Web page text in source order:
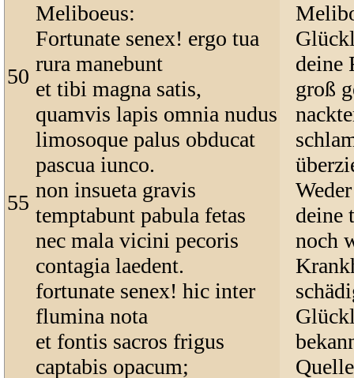
50
55
Meliboeus:
Fortunate senex! ergo tua
rura manebunt
et tibi magna satis,
quamvis lapis omnia nudus
limosoque palus obducat
pascua iunco.
non insueta gravis
temptabunt pabula fetas
nec mala vicini pecoris
contagia laedent.
fortunate senex! hic inter
flumina nota
et fontis sacros frigus
captabis opacum;
deine
groß
deine
noch